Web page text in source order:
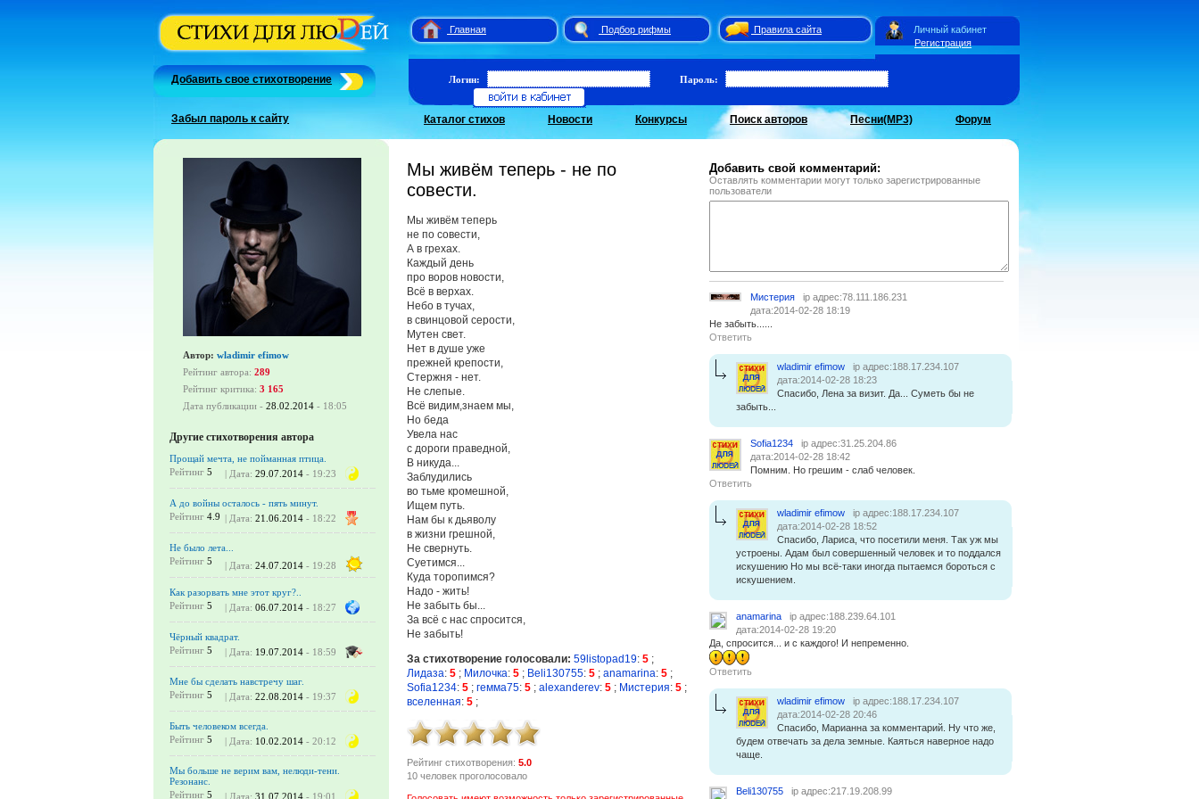
Главная Подбор рифмы
Правила сайта
Регистрация
Личный кабинет
Добавить свое стихотворение
Забыл пароль к сайту
Логин: Пароль:
Каталог стихов Новости Конкурсы Поиск авторов Песни(MP3) Форум
Автор: wladimir efimow
Рейтинг автора: 289
Рейтинг критика: 3 165
Дата публикации - 28.02.2014 - 18:05
Другие стихотворения автора
Прощай мечта, не пойманная птица.
Рейтинг 5 | Дата: 29.07.2014 - 19:23
А до войны осталось - пять минут.
Рейтинг 4.9 | Дата: 21.06.2014 - 18:22
Не было лета...
Рейтинг 5 | Дата: 24.07.2014 - 19:28
Как разорвать мне этот круг?..
Рейтинг 5 | Дата: 06.07.2014 - 18:27
Чёрный квадрат.
Рейтинг 5 | Дата: 19.07.2014 - 18:59
Мне бы сделать навстречу шаг.
Рейтинг 5 | Дата: 22.08.2014 - 19:37
Быть человеком всегда.
Рейтинг 5 | Дата: 10.02.2014 - 20:12
Мы больше не верим вам, нелюди-тени.
Резонанс.
Рейтинг 5 | Дата: 31.07.2014 - 19:01
Мы живём теперь - не по
совести.
Мы живём теперь
не по совести,
А в грехах.
Каждый день
про воров новости,
Всё в верхах.
Небо в тучах,
в свинцовой серости,
Мутен свет.
Нет в душе уже
прежней крепости,
Стержня - нет.
Не слепые.
Всё видим,знаем мы,
Но беда
Увела нас
с дороги праведной,
В никуда...
Заблудились
во тьме кромешной,
Ищем путь.
Нам бы к дьяволу
в жизни грешной,
Не свернуть.
Суетимся...
Куда торопимся?
Надо - жить!
Не забыть бы...
За всё с нас спросится,
Не забыть!
За стихотворение голосовали: 59listopad19: 5 ;
Лидаза: 5 ; Милочка: 5 ; Beli130755: 5 ; anamarina: 5 ;
Sofia1234: 5 ; гемма75: 5 ; alexanderev: 5 ; Мистерия: 5 ;
вселенная: 5 ;
Рейтинг стихотворения: 5.0
10 человек проголосовало
Добавить свой комментарий:
Оставлять комментарии могут только зарегистрированные
пользователи
Мистерия
ip адрес:78.111.186.231
дата:2014-02-28 18:19
Не забыть......
Ответить
wladimir efimow
ip адрес:188.17.234.107
дата:2014-02-28 18:23
Спасибо, Лена за визит. Да... Суметь бы не
забыть...
Sofia1234
ip адрес:31.25.204.86
дата:2014-02-28 18:42
Помним. Но грешим - слаб человек.
Ответить
wladimir efimow
ip адрес:188.17.234.107
дата:2014-02-28 18:52
Спасибо, Лариса, что посетили меня. Так уж мы
устроены. Адам был совершенный человек и то поддался
искушению Но мы всё-таки иногда пытаемся бороться с
искушением.
anamarina
ip адрес:188.239.64.101
дата:2014-02-28 19:20
Да, спросится... и с каждого! И непременно.
Ответить
wladimir efimow
ip адрес:188.17.234.107
дата:2014-02-28 20:46
Спасибо, Марианна за комментарий. Ну что же,
будем отвечать за дела земные. Каяться наверное надо
чаще.
Beli130755 ip адрес:217.19.208.99